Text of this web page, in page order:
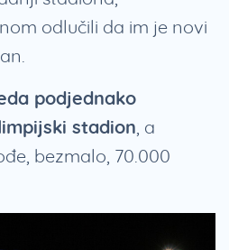
odlučili da im je novi
podjednako
stadion, a
bezmalo, 70.000